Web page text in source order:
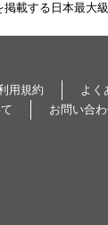
載する日本最大
用規約
よく
お問い合